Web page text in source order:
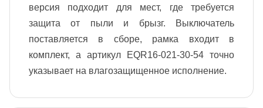
версия подходит для мест, где требуется
защита от пыли и брызг. Выключатель
поставляется в сборе, рамка входит в
комплект, а артикул EQR16-021-30-54 точно
указывает на влагозащищенное исполнение.